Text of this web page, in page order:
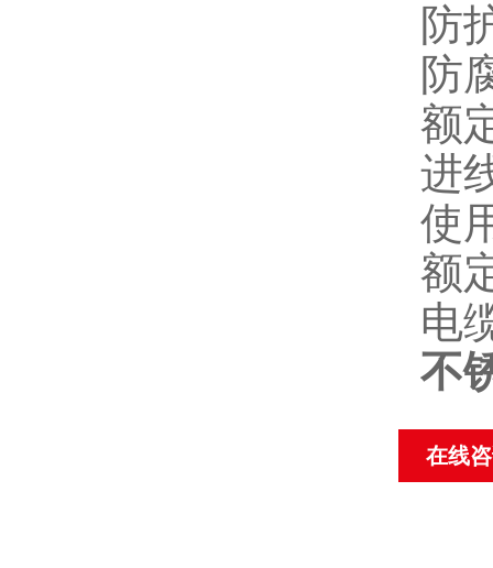
防
防
额
进
使
额
电
不
在线